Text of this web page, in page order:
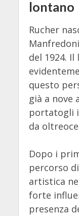
lontano
Rucher
del 1924. Il
questo
già a nove
portatogli
da
Dopo i
percorso
artistica
forte
presenza